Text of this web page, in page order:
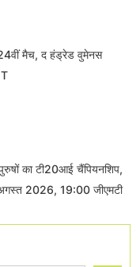
24वीं मैच, द हंड्रेड वुमेनस
पुरुषों का टी20आई चैंपियनशिप,
2026, 19:00 जीएमटी